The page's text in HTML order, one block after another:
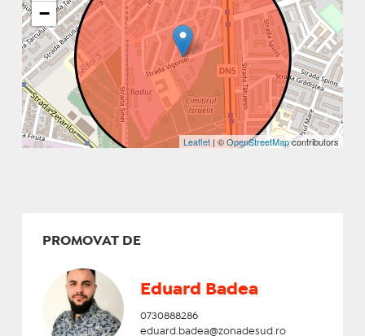
−
Leaflet | ©OpenStreetMapcontributors
PROMOVAT DE
Eduard Badea
0730888286
eduard.badea@zonadesud.ro